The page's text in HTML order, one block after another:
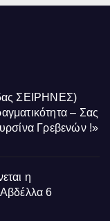
ΣΕΙΡΗΝΕΣ)
– Σας
Γρεβενών !»
η
6